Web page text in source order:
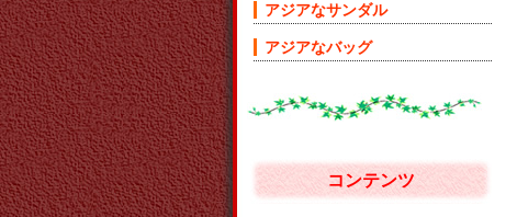
アジアなサンダル
アジアなバッグ
コンテンツ